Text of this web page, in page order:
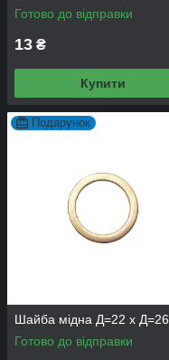
Готово до відправки
13 ₴
Купити
Подарунок
Шайба мідна Д=22 х Д=26
Готово до відправки